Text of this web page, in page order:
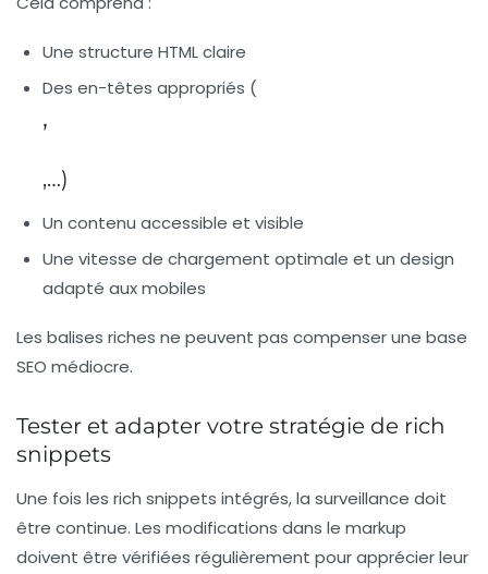
Une structure HTML claire
Des en-têtes appropriés (
,
,…)
Un contenu accessible et visible
Une vitesse de chargement optimale et un design
adapté aux mobiles
Les balises riches ne peuvent pas compenser une base
SEO médiocre.
Tester et adapter votre stratégie de rich
snippets
Une fois les rich snippets intégrés, la surveillance doit
être continue. Les modifications dans le markup
doivent être vérifiées régulièrement pour apprécier leur